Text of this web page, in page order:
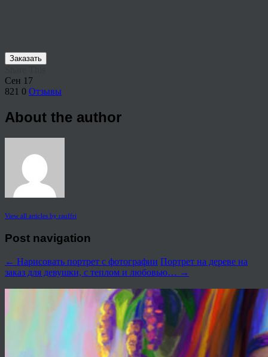
Заказать
Сен 17
821 0 Отзывы
About the author
View all articles by rauffri
Post navigation
← Нарисовать портрет с фотографии Портрет на дереве на
заказ для девушки, с теплом и любовью… →